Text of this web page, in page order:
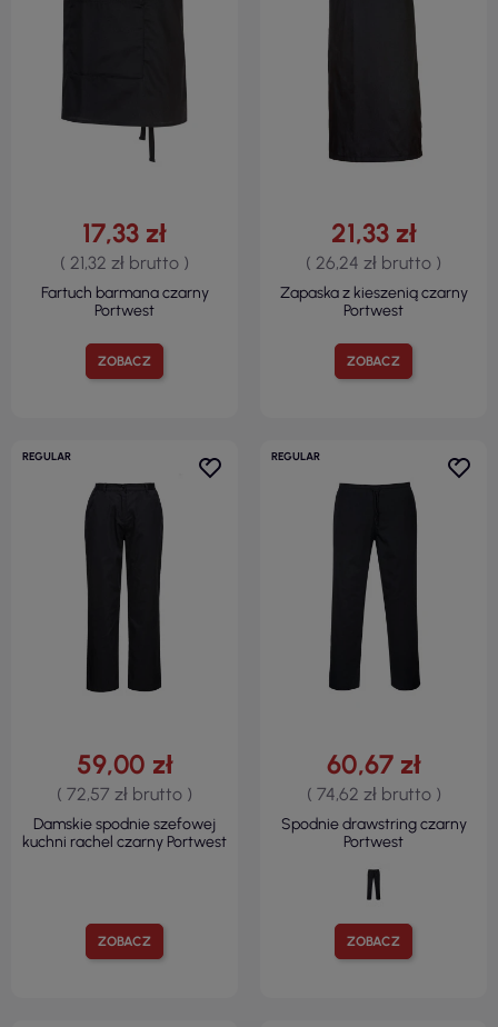
ZOBACZ
17,33 zł
( 21,32 zł brutto )
Fartuch barmana czarny
Portwest
ZOBACZ
21,33 zł
( 26,24 zł brutto )
Zapaska z kieszenią czarny
Portwest
REGULAR
ZOBACZ
59,00 zł
( 72,57 zł brutto )
Damskie spodnie szefowej
kuchni rachel czarny Portwest
REGULAR
ZOBACZ
60,67 zł
( 74,62 zł brutto )
Spodnie drawstring czarny
Portwest